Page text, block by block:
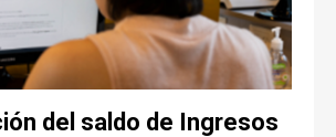
del saldo de Ingresos